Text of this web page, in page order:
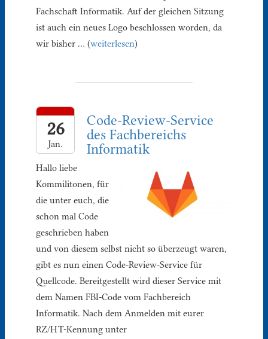
Fachschaft Informatik. Auf der gleichen Sitzung
ist auch ein neues Logo beschlossen worden, da
wir bisher … (weiterlesen)
26
Jan.
Code-Review-Service
des Fachbereichs
Informatik
Hallo liebe
Kommilitonen, für
die unter euch, die
schon mal Code
geschrieben haben
und von diesem selbst nicht so überzeugt waren,
gibt es nun einen Code-Review-Service für
Quellcode. Bereitgestellt wird dieser Service mit
dem Namen FBI-Code vom Fachbereich
Informatik. Nach dem Anmelden mit eurer
RZ/HT-Kennung unter